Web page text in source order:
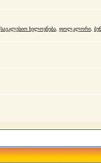
საეკლესიო ხელოვნება, ფოლკლორი,